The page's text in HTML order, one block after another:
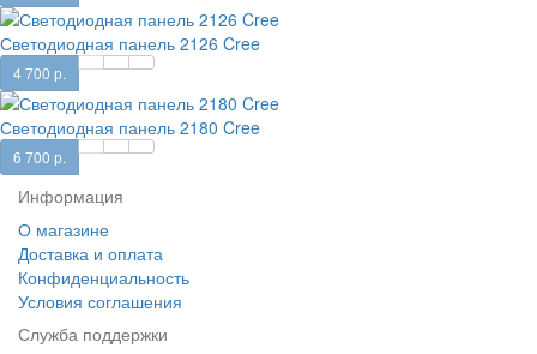
Светодиодная панель 2126 Cree
4 700 р.
Светодиодная панель 2180 Cree
6 700 р.
Информация
О магазине
Доставка и оплата
Конфиденциальность
Условия соглашения
Служба поддержки